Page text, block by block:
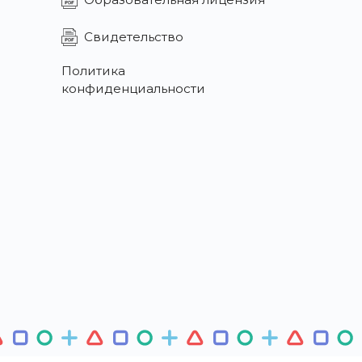
Свидетельство
Политика
конфиденциальности